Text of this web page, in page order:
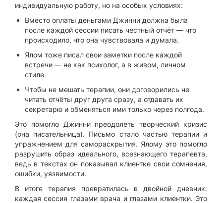
индивидуальную работу, но на особых условиях:
Вместо оплаты деньгами Джинни должна была
после каждой сессии писать честный отчёт — что
происходило, что она чувствовала и думала.
Ялом тоже писал свои заметки после каждой
встречи — не как психолог, а в живом, личном
стиле.
Чтобы не мешать терапии, они договорились не
читать отчёты друг друга сразу, а отдавать их
секретарю и обменяться ими только через полгода.
Это помогло Джинни преодолеть творческий кризис
(она писательница). Письмо стало частью терапии и
упражнением для самораскрытия. Ялому это помогло
разрушить образ идеального, всезнающего терапевта,
ведь в текстах он показывал клиентке свои сомнения,
ошибки, уязвимости.
В итоге терапия превратилась в двойной дневник:
каждая сессия глазами врача и глазами клиентки. Это